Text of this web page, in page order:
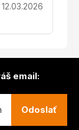
12.03.2026
email:
Odoslať